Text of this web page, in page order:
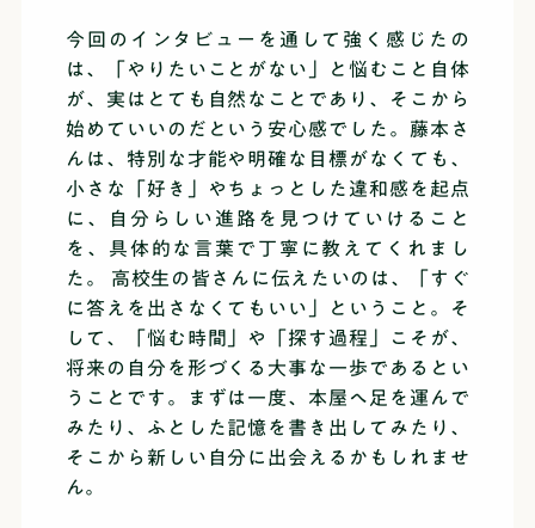
今回のインタビューを通して強く感じたの
は、「やりたいことがない」と悩むこと自体
が、実はとても自然なことであり、そこから
始めていいのだという安心感でした。藤本さ
んは、特別な才能や明確な目標がなくても、
小さな「好き」やちょっとした違和感を起点
に、自分らしい進路を見つけていけること
を、具体的な言葉で丁寧に教えてくれまし
た。 高校生の皆さんに伝えたいのは、「すぐ
に答えを出さなくてもいい」ということ。そ
して、「悩む時間」や「探す過程」こそが、
将来の自分を形づくる大事な一歩であるとい
うことです。まずは一度、本屋へ足を運んで
みたり、ふとした記憶を書き出してみたり、
そこから新しい自分に出会えるかもしれませ
ん。